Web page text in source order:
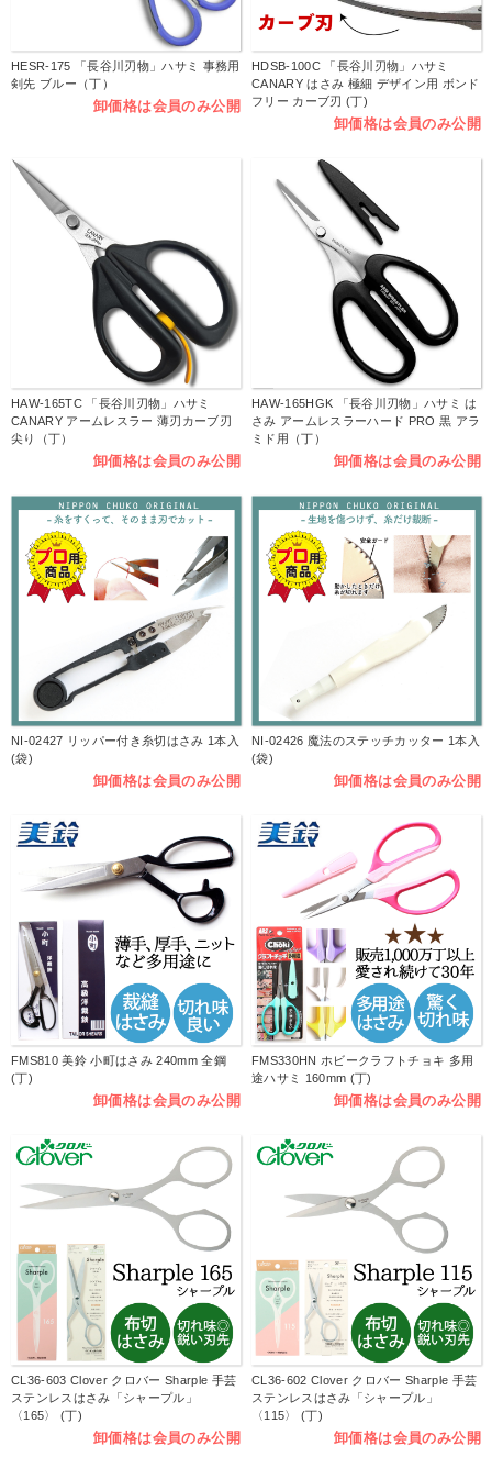
HESR-175 「長谷川刃物」ハサミ 事務用
剣先 ブルー（丁）
卸価格は会員のみ公開
HDSB-100C 「長谷川刃物」ハサミ
CANARY はさみ 極細 デザイン用 ボンド
フリー カーブ刃 (丁)
卸価格は会員のみ公開
HAW-165TC 「長谷川刃物」ハサミ
CANARY アームレスラー 薄刃カーブ刃
尖り（丁）
卸価格は会員のみ公開
HAW-165HGK 「長谷川刃物」ハサミ は
さみ アームレスラーハード PRO 黒 アラ
ミド用（丁）
卸価格は会員のみ公開
NI-02427 リッパー付き糸切はさみ 1本入
(袋)
卸価格は会員のみ公開
NI-02426 魔法のステッチカッター 1本入
(袋)
卸価格は会員のみ公開
FMS810 美鈴 小町はさみ 240mm 全鋼
(丁)
卸価格は会員のみ公開
FMS330HN ホビークラフトチョキ 多用
途ハサミ 160mm (丁)
卸価格は会員のみ公開
CL36-603 Clover クロバー Sharple 手芸
ステンレスはさみ「シャープル」
〈165〉 (丁)
卸価格は会員のみ公開
CL36-602 Clover クロバー Sharple 手芸
ステンレスはさみ「シャープル」
〈115〉 (丁)
卸価格は会員のみ公開